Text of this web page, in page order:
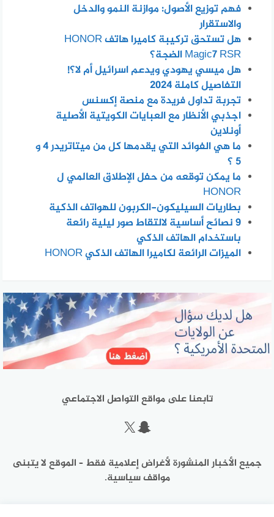
فهم توزيع الأصول: موازنة النمو والدخل
والاستقرار
هل تستحق تركيبة كاميرا هاتف HONOR
Magic7 RSR الضجة؟
هل ميسي يهودي ويدعم اسرائيل أم لا؟!
التفاصيل كاملة 2024
تجربة تداول فريدة مع منصة إكسنس
اجذبي الأنظار مع العبايات الكويتية الأصلية
أونلاين
ما هي الفوائد التي يقدمها كل من ميتاتريدر 4 و
5 ؟
ما يمكن توقعه من حفل الإطلاق العالمي ل
HONOR
بطاريات السيليكون-الكربون للهواتف الذكية
٩ نصائح أساسية لالتقاط صور ليلية رائعة
باستخدام الهاتف الذكي
الميزات الرائعة لكاميرا الهاتف الذكي HONOR
تابعنا على مواقع التواصل الاجتماعي
سناب شات
إكس
جميع الأخبار المنشورة لأغراض إعلامية فقط – الموقع لا يتبنى
مواقف سياسية.